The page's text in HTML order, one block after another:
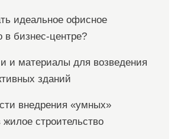
идеальное офисное
в бизнес-центре?
и материалы для возведения
зданий
внедрения «умных»
жилое строительство